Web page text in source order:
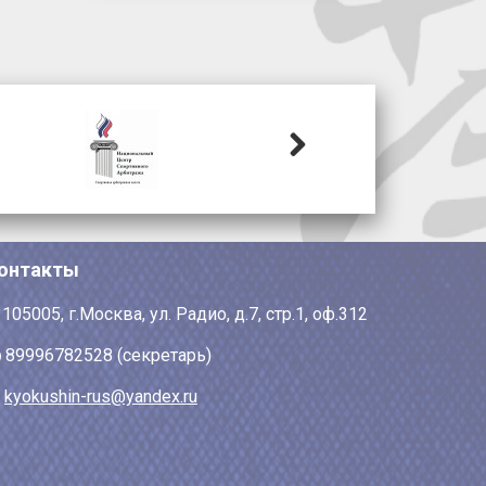
г.Москва, ул. Радио, д.7, стр.1, оф.312
89996782528 (секретарь)
kyokushin-rus@yandex.ru